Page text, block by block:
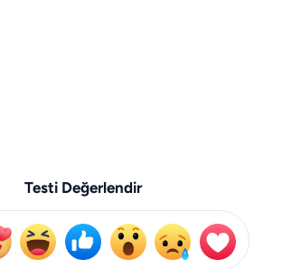
Testi Değerlendir